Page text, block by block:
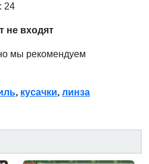
24
не входят
мы рекомендуем
, кусачки, линза